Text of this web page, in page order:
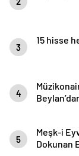
3
15 hisse
4
5
Meşk-i
Dokunan